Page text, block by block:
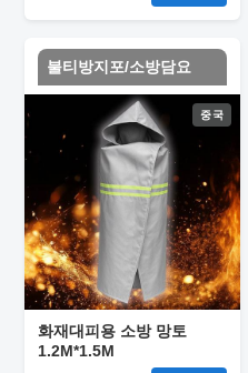
불티방지포/소방담요
중국
화재대피용 소방 망토
1.2M*1.5M